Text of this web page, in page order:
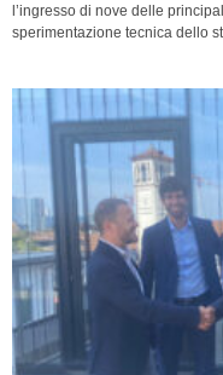
l’ingresso di nove delle
sperimentazione tecnica dello